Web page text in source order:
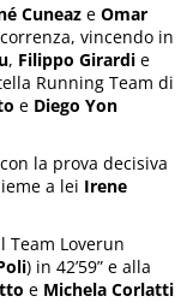
Cuneaz eOmar
vincendo in
, Filippo Girardi e
Running Team di
e Diego Yon
la prova decisiva
a lei Irene
Loverun
) in 42’59” e alla
e Michela Corlatti